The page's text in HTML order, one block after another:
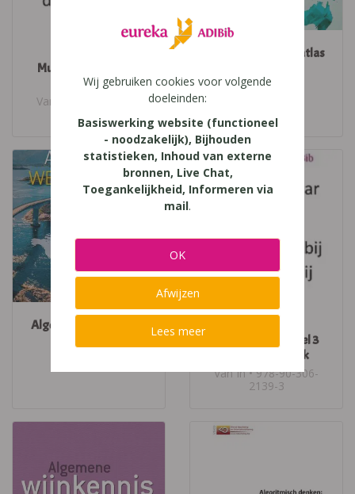
Muziekcultuur deel 3
werkboek
Van In • 978-90-306-
Algemene Wereldatlas
Plantyn
Algemene Wereldatlas
muziekcultuur deel 3
oplossingenboek
Van In • 978-90-306-
2139-3
Wij gebruiken cookies voor volgende
doeleinden:
Basiswerking website (functioneel
- noodzakelijk), Bijhouden
statistieken, Inhoud van externe
bronnen, Live Chat,
Toegankelijkheid, Informeren via
mail.
OK
Afwijzen
Lees meer